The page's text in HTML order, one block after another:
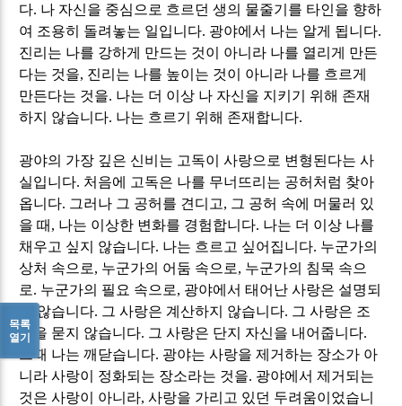
다. 나 자신을 중심으로 흐르던 생의 물줄기를 타인을 향하
여 조용히 돌려놓는 일입니다. 광야에서 나는 알게 됩니다.
진리는 나를 강하게 만드는 것이 아니라 나를 열리게 만든
다는 것을, 진리는 나를 높이는 것이 아니라 나를 흐르게
만든다는 것을. 나는 더 이상 나 자신을 지키기 위해 존재
하지 않습니다. 나는 흐르기 위해 존재합니다.
광야의 가장 깊은 신비는 고독이 사랑으로 변형된다는 사
실입니다. 처음에 고독은 나를 무너뜨리는 공허처럼 찾아
옵니다. 그러나 그 공허를 견디고, 그 공허 속에 머물러 있
을 때 , 나는 이상한 변화를 경험합니다. 나는 더 이상 나를
채우고 싶지 않습니다. 나는 흐르고 싶어집니다. 누군가의
상처 속으로, 누군가의 어둠 속으로, 누군가의 침묵 속으
로. 누군가의 필요 속으로, 광야에서 태어난 사랑은 설명되
지 않습니다. 그 사랑은 계산하지 않습니다. 그 사랑은 조
건을 묻지 않습니다. 그 사랑은 단지 자신을 내어줍니다.
그때 나는 깨닫습니다. 광야는 사랑을 제거하는 장소가 아
니라 사랑이 정화되는 장소라는 것을. 광야에서 제거되는
것은 사랑이 아니라,사랑을 가리고 있던 두려움이었습니
목록
열기